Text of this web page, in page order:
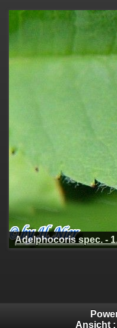
Adelphocoris spec. -
Ansicht :